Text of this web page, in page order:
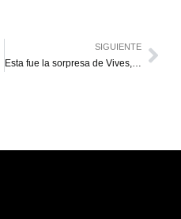
SIGUIENTE
Esta fue la sorpresa de Vives, Cepeda y Cruz a una venezolana